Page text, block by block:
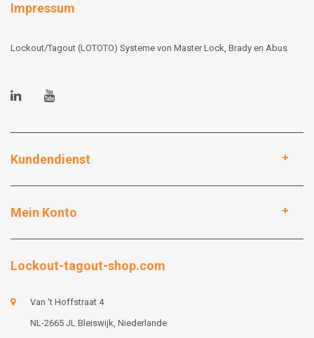
Impressum
Lockout/Tagout (LOTOTO) Systeme von Master Lock, Brady en Abus
Kundendienst
Mein Konto
Lockout-tagout-shop.com
Van 't Hoffstraat 4
NL-2665 JL Bleiswijk, Niederlande